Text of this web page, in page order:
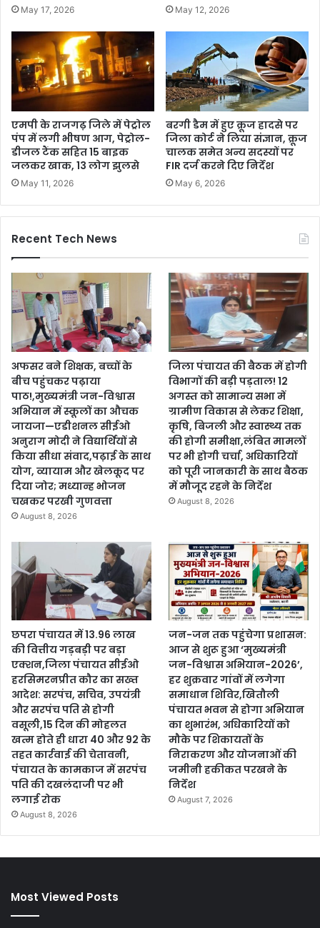
May 17, 2026 May 12, 2026
एमपी के राजगढ़ जिले में पेट्रोल
पंप में लगी भीषण आग, पेट्रोल-
डीजल टैंक सहित 15 बाइक
जलकर खाक, 13 लोग झुलसे
May 11, 2026
बरगी डैम में हुए क्रूज हादसे पर
जिला कोर्ट ने लिया संज्ञान, क्रूज
चालक समेत अन्य सदस्यों पर
FIR दर्ज करने दिए निर्देश
May 6, 2026
Recent Tech News
अफसर बने शिक्षक, बच्चों के
बीच पहुंचकर पढ़ाया
पाठ!,मुख्यमंत्री जन-विश्वास
अभियान में स्कूलों का औचक
जायजा—एडीशनल सीईओ
अनुराग मोदी ने विद्यार्थियों से
किया सीधा संवाद,पढ़ाई के साथ
योग, व्यायाम और खेलकूद पर
दिया जोर; मध्यान्ह भोजन
चखकर परखी गुणवत्ता
August 8, 2026
जिला पंचायत की बैठक में होगी
विभागों की बड़ी पड़ताल! 12
अगस्त को सामान्य सभा में
ग्रामीण विकास से लेकर शिक्षा,
कृषि, बिजली और स्वास्थ्य तक
की होगी समीक्षा,लंबित मामलों
पर भी होगी चर्चा, अधिकारियों
को पूरी जानकारी के साथ बैठक
में मौजूद रहने के निर्देश
August 8, 2026
छपरा पंचायत में 13.96 लाख
की वित्तीय गड़बड़ी पर बड़ा
एक्शन,जिला पंचायत सीईओ
हरसिमरनप्रीत कौर का सख्त
आदेश: सरपंच, सचिव, उपयंत्री
और सरपंच पति से होगी
वसूली,15 दिन की मोहलत
खत्म होते ही धारा 40 और 92 के
तहत कार्रवाई की चेतावनी,
पंचायत के कामकाज में सरपंच
पति की दखलंदाजी पर भी
लगाई रोक
August 8, 2026
जन-जन तक पहुंचेगा प्रशासन:
आज से शुरू हुआ ‘मुख्यमंत्री
जन-विश्वास अभियान-2026’,
हर शुक्रवार गांवों में लगेगा
समाधान शिविर,खितौली
पंचायत भवन से होगा अभियान
का शुभारंभ, अधिकारियों को
मौके पर शिकायतों के
निराकरण और योजनाओं की
जमीनी हकीकत परखने के
निर्देश
August 7, 2026
Most Viewed Posts